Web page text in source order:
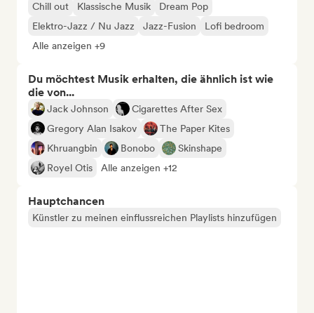
Chill out Klassische Musik
Dream Pop
Elektro-Jazz / Nu Jazz
Jazz-Fusion
Lofi bedroom
Alle anzeigen +9
Du möchtest Musik erhalten, die ähnlich ist wie
die von...
Jack Johnson
Cigarettes After Sex
Gregory Alan Isakov
The Paper Kites
Khruangbin
Bonobo
Skinshape
Royel Otis
Alle anzeigen +12
Hauptchancen
Künstler zu meinen einflussreichen Playlists hinzufügen